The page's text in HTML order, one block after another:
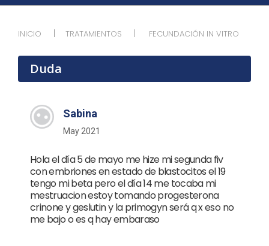
INICIO TRATAMIENTOS FECUNDACIÓN IN VITRO
Duda
Sabina
May 2021
Hola el día 5 de mayo me hize mi segunda fiv
con embriones en estado de blastocitos el 19
tengo mi beta pero el día 14 me tocaba mi
mestruacion estoy tomando progesterona
crinone y geslutin y la primogyn será q x eso no
me bajo o es q hay embaraso